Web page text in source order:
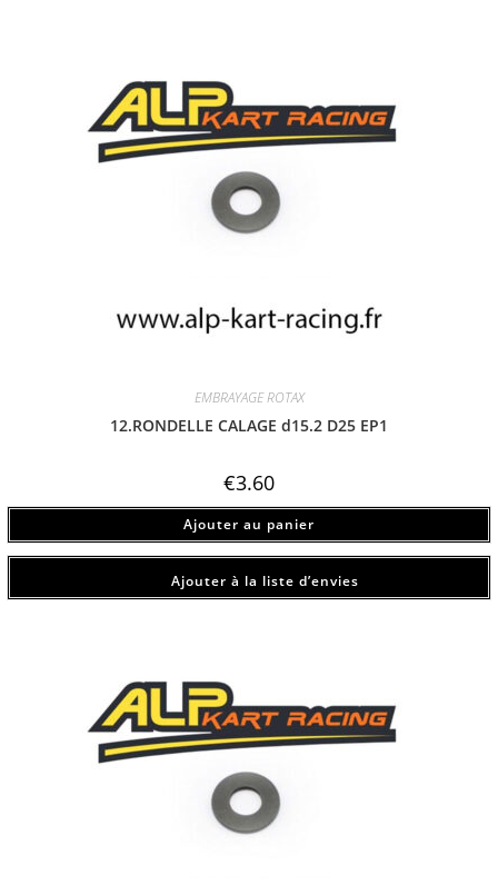
EMBRAYAGE ROTAX
12.RONDELLE CALAGE d15.2 D25 EP1
€3.60
Ajouter au panier
Ajouter à la liste d’envies